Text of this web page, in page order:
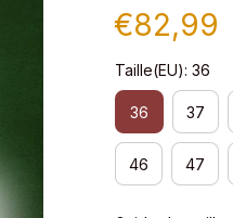
€82,99
Taille(EU): 36
36 37
46 47